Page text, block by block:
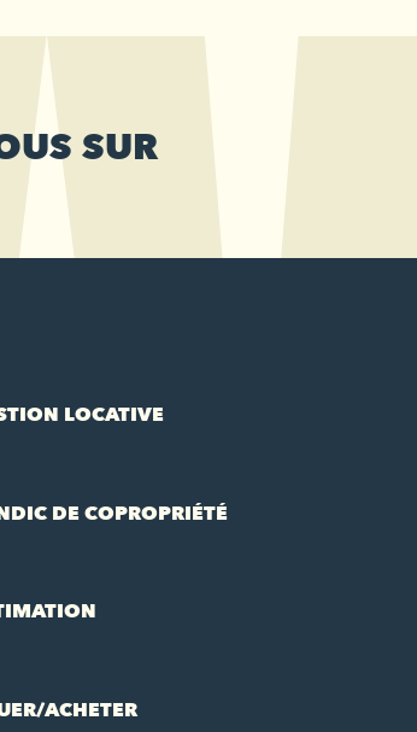
SUR
LOCATIVE
DE COPROPRIÉTÉ
ACHETER